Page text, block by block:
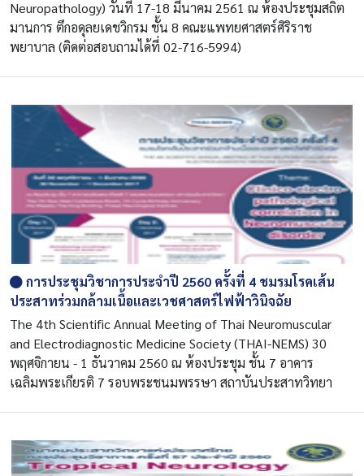
Neuropathology) วันที่ 17-18 มีนาคม 2561 ณ ห้องประชุมสถิต
มานการ ตึกอดุลยเดชวิกรม ชั้น 8 คณะแพทยศาสตร์ศิริราช
พยาบาล (ติดต่อสอบถามได้ที่ 02-716-5994)
การประชุมวิชาการประจำปี 2560 ครั้งที่ 4 ชมรมโรคเส้น
ประสาทร่วมกล้ามเนื้อและเวชศาสตร์ไฟฟ้าวินิจฉัย
The 4th Scientific Annual Meeting of Thai Neuromuscular
and Electrodiagnostic Medicine Society (THAI-NEMS) 30
พฤศจิกายน - 1 ธันวาคม 2560 ณ ห้องประชุม ชั้น 7 อาคาร
เฉลิมพระเกียรติ 7 รอบพระชนมพรรษา สถาบันประสาทวิทยา